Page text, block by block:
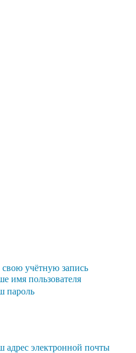
учётную запись
имя пользователя
пароль
адрес электронной почты